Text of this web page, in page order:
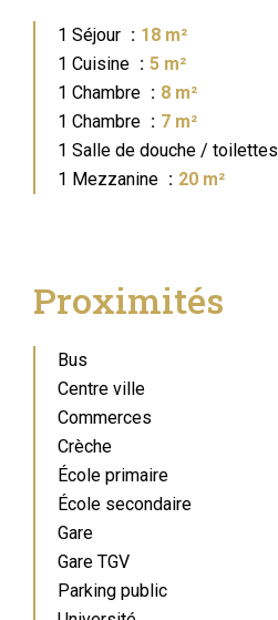
1 Séjour
18 m²
1 Cuisine
5 m²
1 Chambre
8 m²
1 Chambre
7 m²
1 Salle de douche / toilettes
1 Mezzanine
20 m²
Proximités
Bus
Centre ville
Commerces
Crèche
École primaire
École secondaire
Gare
Gare TGV
Parking public